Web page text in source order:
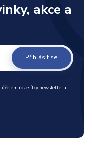
akce a
Přihlásit se
účelem rozesílky newsletteru.